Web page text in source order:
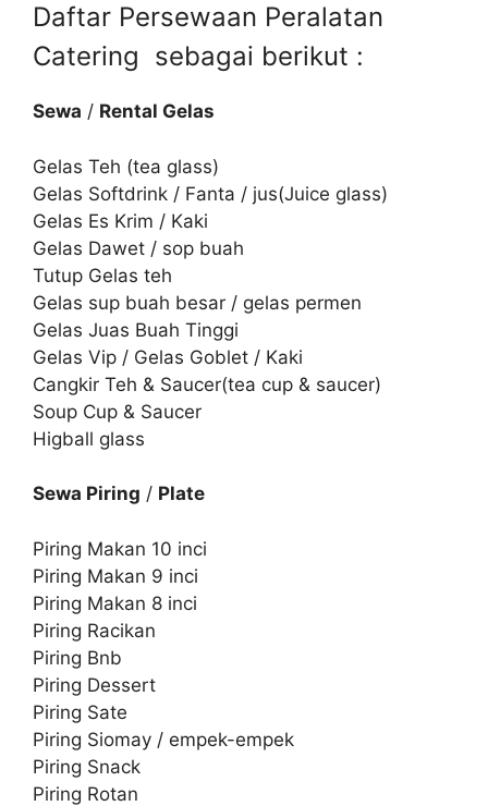
Daftar Persewaan Peralatan
Catering sebagai berikut :
Sewa / Rental Gelas
Gelas Teh (tea glass)
Gelas Softdrink / Fanta / jus(Juice glass)
Gelas Es Krim / Kaki
Gelas Dawet / sop buah
Tutup Gelas teh
Gelas sup buah besar / gelas permen
Gelas Juas Buah Tinggi
Gelas Vip / Gelas Goblet / Kaki
Cangkir Teh & Saucer(tea cup & saucer)
Soup Cup & Saucer
Higball glass
Sewa Piring / Plate
Piring Makan 10 inci
Piring Makan 9 inci
Piring Makan 8 inci
Piring Racikan
Piring Bnb
Piring Dessert
Piring Sate
Piring Siomay / empek-empek
Piring Snack
Piring Rotan